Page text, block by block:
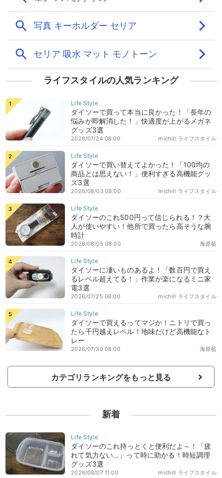
ライフスタイルの人気ランキング
ダイソーで買って本当に良かった！「長年の
悩みが即解消した！」快適度が上がるメガネ
グッズ3選
michill ライフスタイル
2026/07/24 08:00
ダイソーで買い替えてよかった！「100均の
商品とは思えない！」便利すぎる高機能グッ
ズ3選
michill ライフスタイル
2026/08/03 08:00
ダイソーのこれ500円って信じられる！？大
人が使いやすい！他所で買ったら高そうな腕
時計
海原藍
2026/08/05 08:00
ダイソーに凄いものあるよ！「数百円で買え
るレベル超えてる！」作業が楽になるミニ家
電3選
michill ライフスタイル
2026/07/25 08:00
ダイソーで買えるってマジか！ニトリで買っ
たら千円越えレベル！地味だけど高機能なト
レー
海原藍
2026/07/30 08:00
カテゴリランキングをもっと見る
新着
ダイソーのこれ持っとくと便利だよ～！「疲
れて気力ない…」って時に助かる！時短調理
グッズ3選
michill ライフスタイル
2026/08/07 11:00